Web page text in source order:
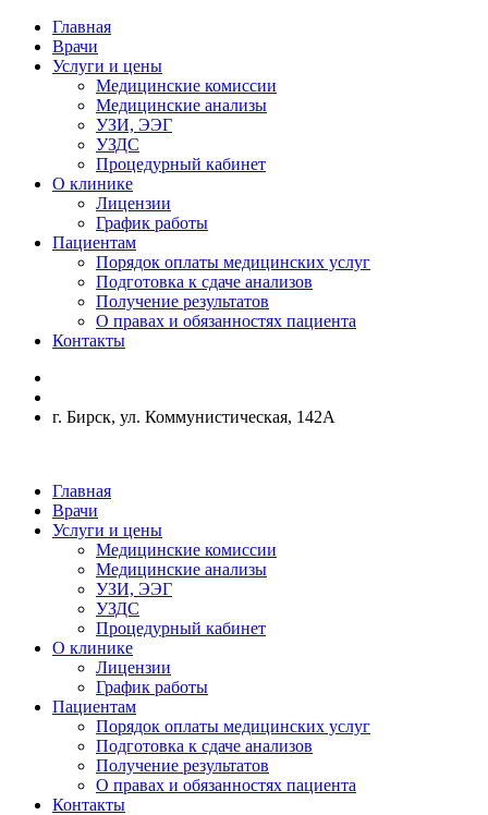
Главная
Врачи
Услуги и цены
Медицинские комиссии
Медицинские анализы
УЗИ, ЭЭГ
УЗДС
Процедурный кабинет
О клинике
Лицензии
График работы
Пациентам
Порядок оплаты медицинских услуг
Подготовка к сдаче анализов
Получение результатов
О правах и обязанностях пациента
Контакты
г. Бирск, ул. Коммунистическая, 142А
Главная
Врачи
Услуги и цены
Медицинские комиссии
Медицинские анализы
УЗИ, ЭЭГ
УЗДС
Процедурный кабинет
О клинике
Лицензии
График работы
Пациентам
Порядок оплаты медицинских услуг
Подготовка к сдаче анализов
Получение результатов
О правах и обязанностях пациента
Контакты